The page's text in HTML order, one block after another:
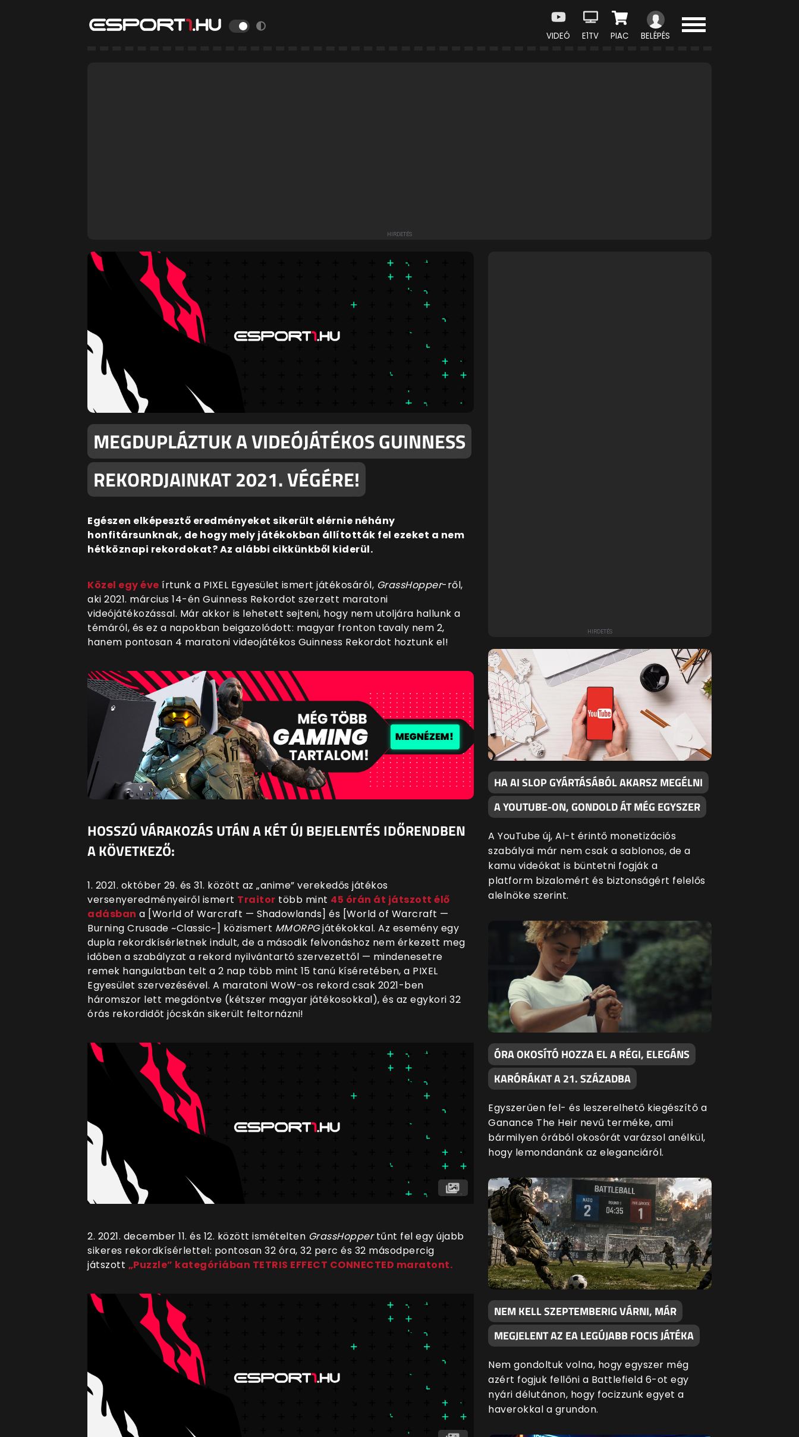
VIDEÓ E1TV PIAC BELÉPÉS
MEGDUPLÁZTUK A VIDEÓJÁTÉKOS GUINNESS
REKORDJAINKAT 2021. VÉGÉRE!
Egészen elképesztő eredményeket sikerült elérnie néhány
honfitársunknak, de hogy mely játékokban állították fel ezeket a nem
hétköznapi rekordokat? Az alábbi cikkünkből kiderül.
Közel egy éve írtunk a PIXEL Egyesület ismert játékosáról, GrassHopper-ről,
aki 2021. március 14-én Guinness Rekordot szerzett maratoni
videójátékozással. Már akkor is lehetett sejteni, hogy nem utoljára hallunk a
témáról, és ez a napokban beigazolódott: magyar fronton tavaly nem 2,
hanem pontosan 4 maratoni videojátékos Guinness Rekordot hoztunk el!
HOSSZÚ VÁRAKOZÁS UTÁN A KÉT ÚJ BEJELENTÉS IDŐRENDBEN
A KÖVETKEZŐ:
1. 2021. október 29. és 31. között az „anime” verekedős játékos
versenyeredményeiről ismert Traitor több mint 45 órán át játszott élő
adásban a [World of Warcraft — Shadowlands] és [World of Warcraft —
Burning Crusade ~Classic~] közismert MMORPGjátékokkal. Az esemény egy
dupla rekordkísérletnek indult, de a második felvonáshoz nem érkezett meg
időben a szabályzat a rekord nyilvántartó szervezettől — mindenesetre
remek hangulatban telt a 2 nap több mint 15 tanú kíséretében, a PIXEL
Egyesület szervezésével. A maratoni WoW-os rekord csak 2021-ben
háromszor lett megdöntve (kétszer magyar játékosokkal), és az egykori 32
órás rekordidőt jócskán sikerült feltornázni!
2. 2021. december 11. és 12. között ismételten GrassHoppertűnt fel egy újabb
sikeres rekordkísérlettel: pontosan 32 óra, 32 perc és 32 másodpercig
játszott „Puzzle” kategóriában TETRIS EFFECT CONNECTED maratont.
HA AI SLOP GYÁRTÁSÁBÓL AKARSZ MEGÉLNI
A YOUTUBE-ON, GONDOLD ÁT MÉG EGYSZER
A YouTube új, AI-t érintő monetizációs
szabályai már nem csak a sablonos, de a
kamu videókat is büntetni fogják a
platform bizalomért és biztonságért felelős
alelnöke szerint.
ÓRA OKOSÍTÓ HOZZA EL A RÉGI, ELEGÁNS
KARÓRÁKAT A 21. SZÁZADBA
Egyszerűen fel- és leszerelhető kiegészítő a
Ganance The Heir nevű terméke, ami
bármilyen órából okosórát varázsol anélkül,
hogy lemondanánk az eleganciáról.
NEM KELL SZEPTEMBERIG VÁRNI, MÁR
MEGJELENT AZ EA LEGÚJABB FOCIS JÁTÉKA
Nem gondoltuk volna, hogy egyszer még
azért fogjuk fellőni a Battlefield 6-ot egy
nyári délutánon, hogy focizzunk egyet a
haverokkal a grundon.